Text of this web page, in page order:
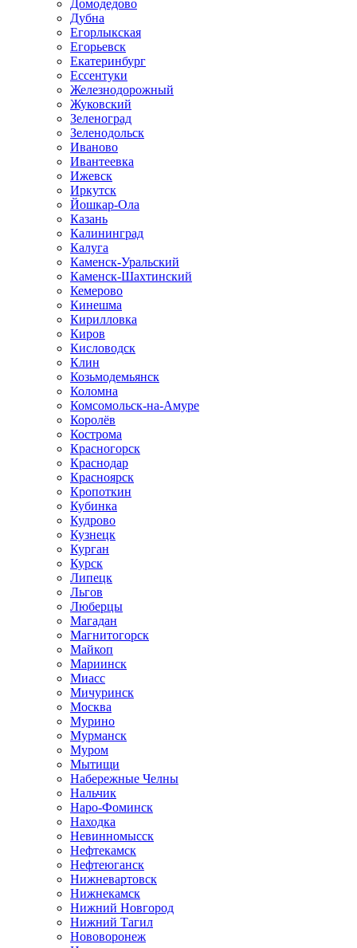
Домодедово
Дубна
Егорлыкская
Егорьевск
Екатеринбург
Ессентуки
Железнодорожный
Жуковский
Зеленоград
Зеленодольск
Иваново
Ивантеевка
Ижевск
Иркутск
Йошкар-Ола
Казань
Калининград
Калуга
Каменск-Уральский
Каменск-Шахтинский
Кемерово
Кинешма
Кирилловка
Киров
Кисловодск
Клин
Козьмодемьянск
Коломна
Комсомольск-на-Амуре
Королёв
Кострома
Красногорск
Краснодар
Красноярск
Кропоткин
Кубинка
Кудрово
Кузнецк
Курган
Курск
Липецк
Льгов
Люберцы
Магадан
Магнитогорск
Майкоп
Мариинск
Миасс
Мичуринск
Москва
Мурино
Мурманск
Муром
Мытищи
Набережные Челны
Нальчик
Наро-Фоминск
Находка
Невинномысск
Нефтекамск
Нефтеюганск
Нижневартовск
Нижнекамск
Нижний Новгород
Нижний Тагил
Нововоронеж